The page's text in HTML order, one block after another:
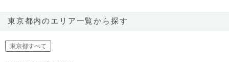
東京都内のエリア一覧から探す
東京都すべて